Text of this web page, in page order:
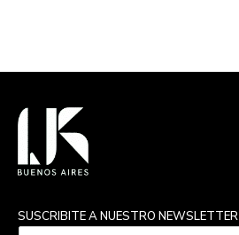
SUSCRIBITE A NUESTRO NEWSLETTER